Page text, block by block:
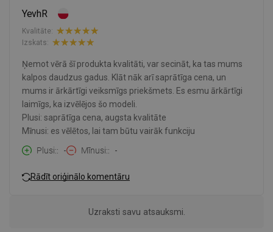
YevhR
Kvalitāte:
Izskats:
Ņemot vērā šī produkta kvalitāti, var secināt, ka tas mums
kalpos daudzus gadus. Klāt nāk arī saprātīga cena, un
mums ir ārkārtīgi veiksmīgs priekšmets. Es esmu ārkārtīgi
laimīgs, ka izvēlējos šo modeli.
Plusi: saprātīga cena, augsta kvalitāte
Mīnusi: es vēlētos, lai tam būtu vairāk funkciju
Plusi:
- Mīnusi: -
Rādīt oriģinālo komentāru
Uzraksti savu atsauksmi.